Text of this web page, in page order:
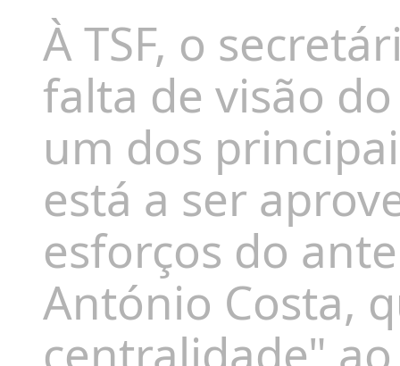
ÀTSF, o
falta de visão
um dos
está a ser
esforços do
António Costa,